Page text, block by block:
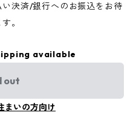
決済/銀行へのお振込をお待
。
available
out
まいの方向け